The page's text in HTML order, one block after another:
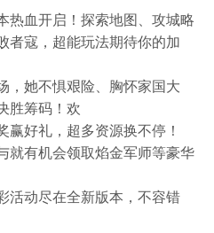
热血开启！探索地图、攻城略
者寇，超能玩法期待你的加
，她不惧艰险、胸怀家国大
胜筹码！欢
赢好礼，超多资源换不停！
就有机会领取焰金军师等豪华
活动尽在全新版本，不容错